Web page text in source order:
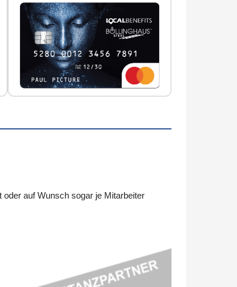
auf Wunsch sogar je Mitarbeiter